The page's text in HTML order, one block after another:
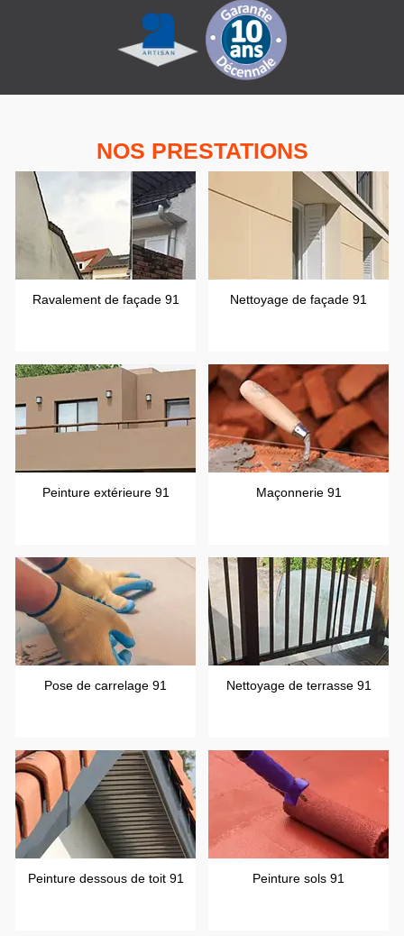
NOS PRESTATIONS
Ravalement de façade 91 Nettoyage de façade 91
Peinture extérieure 91 Maçonnerie 91
Pose de carrelage 91 Nettoyage de terrasse 91
Peinture dessous de toit 91 Peinture sols 91